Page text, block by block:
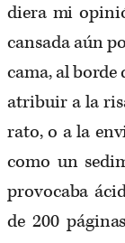
diera mi
cansada aún
cama, al borde
atribuir a la
rato, o a la
como un
provocaba
de 200